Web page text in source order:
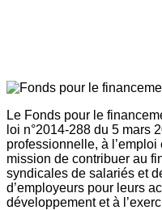
Le Fonds pour le
loi n°2014-288 du 5 mars
professionnelle, à
mission de contribuer au
syndicales de salariés et
d’employeurs pour leurs
développement et à